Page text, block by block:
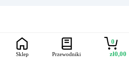
Płynna żywica silikonowa
do form
Proces wtryskiwania -
wyjaśniony
Sklep Przewodniki
0
zł0,00